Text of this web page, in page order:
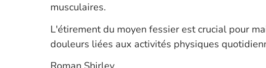
musculaires.
L'étirement du moyen fessier est crucial pour
douleurs liées aux activités physiques